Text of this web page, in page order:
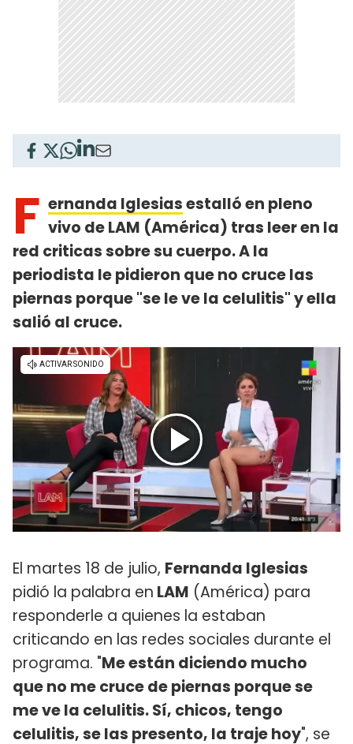
F ernanda Iglesiasestalló en pleno
vivo de LAM (América) tras leer en la
red criticas sobre su cuerpo. A la
periodista le pidieron que no cruce las
piernas porque "se le ve la celulitis" y ella
salió al cruce.
El martes 18 de julio, Fernanda Iglesias
pidió la palabra en LAM (América) para
responderle a quienes la estaban
criticando en las redes sociales durante el
programa. "Me están diciendo mucho
que no me cruce de piernas porque se
me ve la celulitis. Sí, chicos, tengo
celulitis, se las presento, la traje hoy", se